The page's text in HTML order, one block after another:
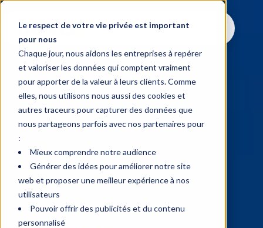
Le respect de votre vie privée est important
pour nous
Chaque jour, nous aidons les entreprises à repérer
et valoriser les données qui comptent vraiment
pour apporter de la valeur à leurs clients. Comme
elles, nous utilisons nous aussi des cookies et
autres traceurs pour capturer des données que
nous partageons parfois avec nos partenaires pour
:
Mieux comprendre notre audience
Générer des idées pour améliorer notre site
web et proposer une meilleur expérience à nos
utilisateurs
Pouvoir offrir des publicités et du contenu
personnalisé